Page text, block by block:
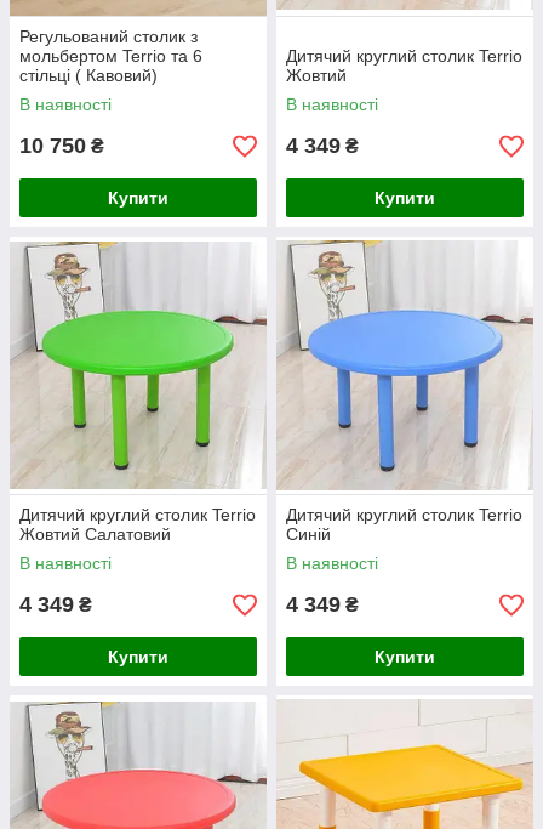
Регульований столик з
мольбертом Terrio та 6
стільці ( Кавовий)
В наявності
10 750 ₴
Купити
Дитячий круглий столик Terrio
Жовтий
В наявності
4 349 ₴
Купити
Дитячий круглий столик Terrio
Жовтий Салатовий
В наявності
4 349 ₴
Купити
Дитячий круглий столик Terrio
Синій
В наявності
4 349 ₴
Купити